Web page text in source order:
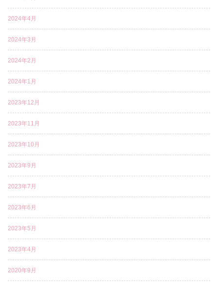
2024年4月
2024年3月
2024年2月
2024年1月
2023年12月
2023年11月
2023年10月
2023年9月
2023年7月
2023年6月
2023年5月
2023年4月
2020年9月